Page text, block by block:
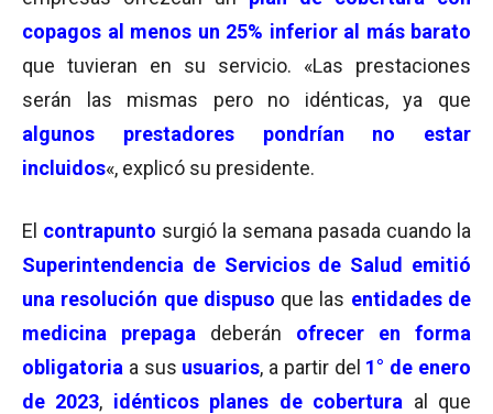
copagos al menos un 25% inferior al más barato
que tuvieran en su servicio. «Las prestaciones
serán las mismas pero no idénticas, ya que
algunos prestadores pondrían no estar
incluidos«, explicó su presidente.
El contrapunto surgió la semana pasada cuando la
Superintendencia de Servicios de Salud
emitió
una resolución que dispuso que las entidades de
medicina prepaga deberán
ofrecer en forma
obligatoria a sus usuarios, a partir del 1° de enero
de 2023, idénticos planes de cobertura al que